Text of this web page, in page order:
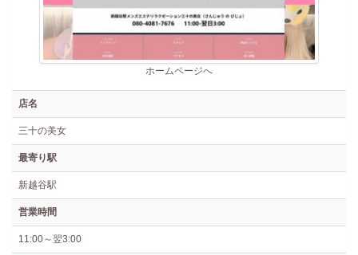
ホームページへ
店名
三十の美女
最寄り駅
新越谷駅
営業時間
11:00～翌3:00